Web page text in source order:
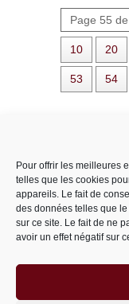
Pour offrir les meilleures
telles que les cookies
appareils. Le fait de
des données telles que
sur ce site. Le fait de ne
avoir un effet négatif sur
Page 55
10 20
53 54
Catégories